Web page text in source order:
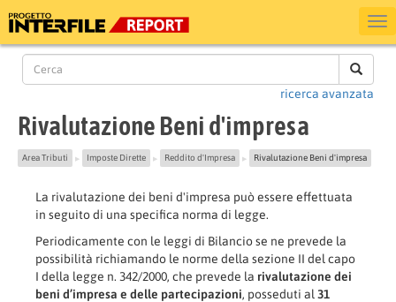
ricerca avanzata
Rivalutazione Beni d'impresa
Area Tributi ▶ Imposte Dirette ▶ Reddito d'Impresa ▶ Rivalutazione Beni d'impresa
La rivalutazione dei beni d'impresa può essere effettuata
in seguito di una specifica norma di legge.
Periodicamente con le leggi di Bilancio se ne prevede la
possibilità richiamando le norme della sezione II del capo
I della legge n. 342/2000, che prevede la rivalutazione dei
beni d’impresa e delle partecipazioni, posseduti al 31